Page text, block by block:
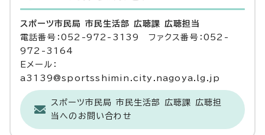
スポーツ市民局 市民生活部 広聴課 広聴担当
電話番号：052-972-3139 ファクス番号：052-
972-3164
Eメール：
a3139@sportsshimin.city.nagoya.lg.jp
スポーツ市民局 市民生活部 広聴課 広聴担
当へのお問い合わせ